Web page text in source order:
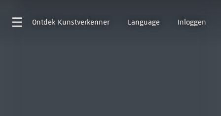
Ontdek Kunstverkenner Language Inloggen